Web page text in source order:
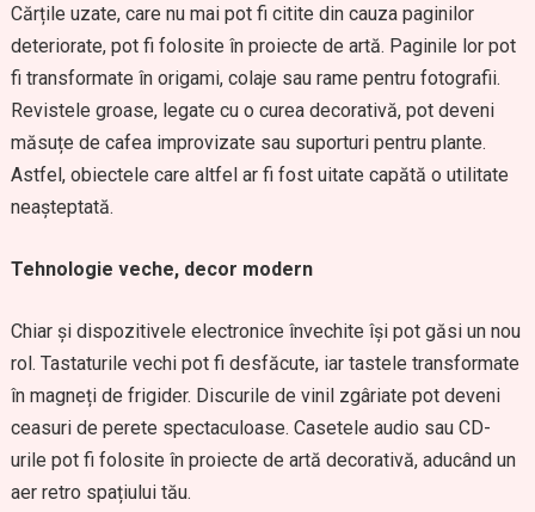
Cărțile uzate, care nu mai pot fi citite din cauza paginilor
deteriorate, pot fi folosite în proiecte de artă. Paginile lor pot
fi transformate în origami, colaje sau rame pentru fotografii.
Revistele groase, legate cu o curea decorativă, pot deveni
măsuțe de cafea improvizate sau suporturi pentru plante.
Astfel, obiectele care altfel ar fi fost uitate capătă o utilitate
neașteptată.
Tehnologie veche, decor modern
Chiar și dispozitivele electronice învechite își pot găsi un nou
rol. Tastaturile vechi pot fi desfăcute, iar tastele transformate
în magneți de frigider. Discurile de vinil zgâriate pot deveni
ceasuri de perete spectaculoase. Casetele audio sau CD-
urile pot fi folosite în proiecte de artă decorativă, aducând un
aer retro spațiului tău.